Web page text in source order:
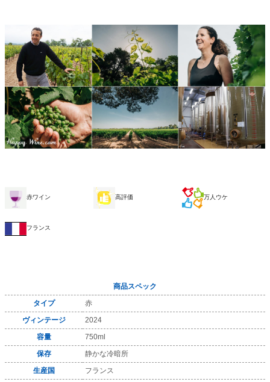
赤ワイン 高評価 万人ウケ
フランス
商品スペック
タイプ
赤
ヴィンテージ
2024
容量
750ml
保存
静かな冷暗所
生産国
フランス